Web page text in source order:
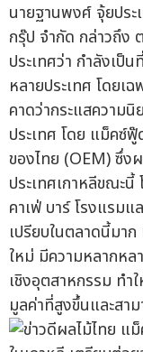
นายฐานพงศ์ จุ้ยปร
กรุ๊ป จำกัด กล่าวถึง
ประเทศว่า กำลังเป็
หลายประเทศ โดยเ
คาดว่ากระแสความ
ประเทศ โดย แม็คซ์
ของไทย (OEM) ซึ่ง
ประเทศเกาหลีขณะนี้
คาเฟ่ บาร์ โรงแรมแ
เปรียบในตลาดนี้มา
ใหม่ มีความหลากห
เชิงอุตสาหกรรม ทำ
มูลค่าที่สูงขึ้นและสา